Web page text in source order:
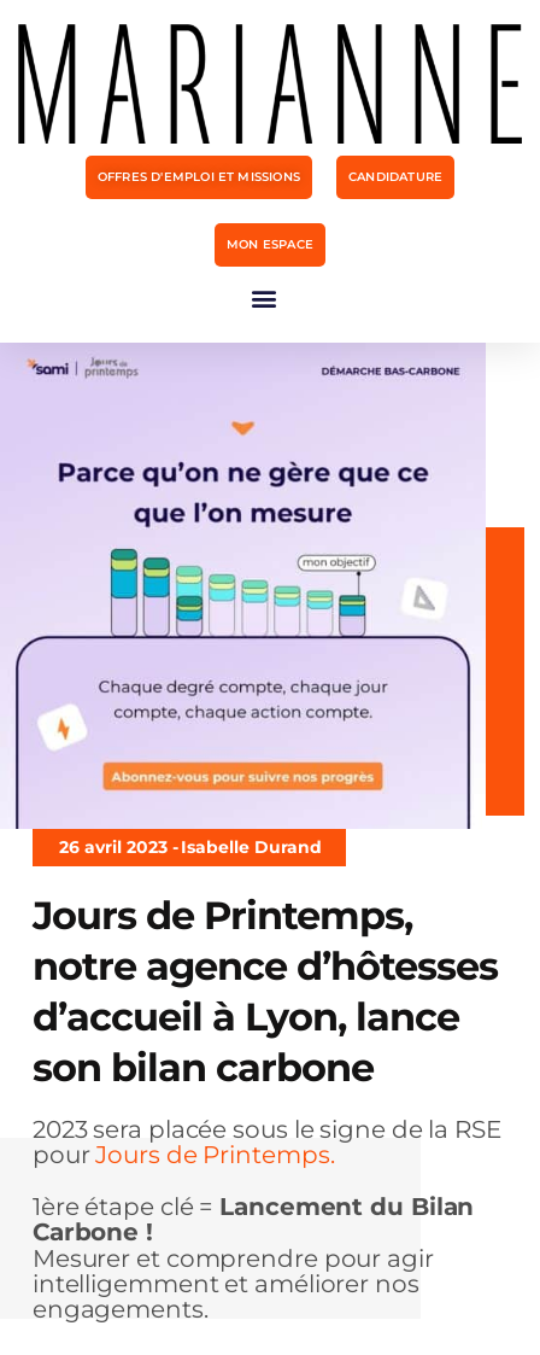
OFFRES D'EMPLOI ET MISSIONS CANDIDATURE
MON ESPACE
26 avril 2023 -Isabelle Durand
Jours de Printemps,
notre agence d’hôtesses
d’accueil à Lyon, lance
son bilan carbone
2023 sera placée sous le signe de la RSE
pourJours de Printemps.
1ère étape clé = Lancement du Bilan
Carbone !
Mesurer et comprendre pour agir
intelligemment et améliorer nos
engagements.